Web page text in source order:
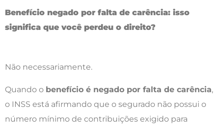
Benefício negado por falta de carência: isso
significa que você perdeu o direito?
Não necessariamente.
Quando o benefício é negado por falta de carência,
o INSS está afirmando que o segurado não possui o
número mínimo de contribuições exigido para